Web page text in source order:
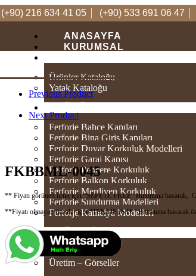
(+90) 216 634 41 05 (+90) 533 691 06 47
ANASAYFA
KURUMSAL
Ürünler Kataloğu
Yatak Kataloğu
Ferforje Bahçe Kapıları
Ferforje Bina Giriş Kapıları
Ferforje Duvar Korkuluk Modelleri
Ferforje Garaj Kapısı
Ferforje Pencere Korkuluk
Ferforje Balkon Korkuluk
Ferforje Merdiven Korkuluk
Ferforje Sundurma Modelleri
Ferforje Kamelya Modelleri
ÜRETIM
Üretim – Videolar
Üretim – Görseller
Previous Product
Next Product
FKBBML-0045
** Fiyatı görünen ürün için “SEPETE EKLE” Butonuna
**Fiyatı olmayan ürünler için “TEKLİF İSTE” Butonuna basarak